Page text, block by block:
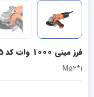
فرز مینی 1000 وات کد WS10-115 آاگ AEG
1*M52